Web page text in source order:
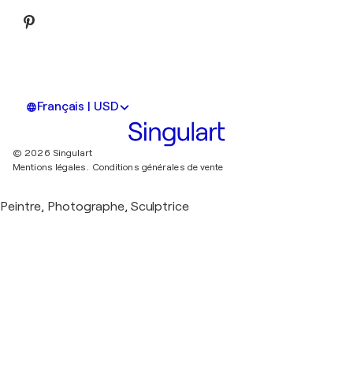
Français | USD
© 2026 Singulart
Mentions légales. Conditions générales de vente
Peintre, Photographe, Sculptrice